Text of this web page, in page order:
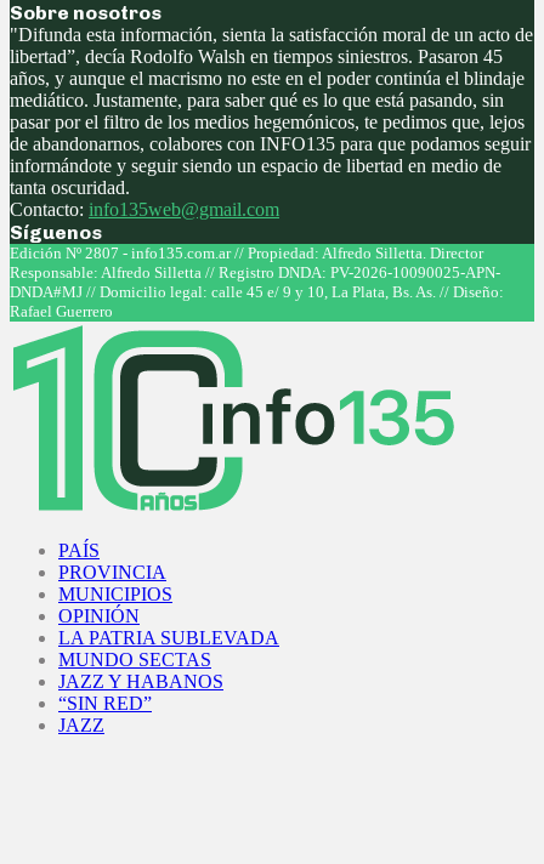
Sobre nosotros
"Difunda esta información, sienta la satisfacción moral de un acto de
libertad”, decía Rodolfo Walsh en tiempos siniestros. Pasaron 45
años, y aunque el macrismo no este en el poder continúa el blindaje
mediático. Justamente, para saber qué es lo que está pasando, sin
pasar por el filtro de los medios hegemónicos, te pedimos que, lejos
de abandonarnos, colabores con INFO135 para que podamos seguir
informándote y seguir siendo un espacio de libertad en medio de
tanta oscuridad.
Contacto: info135web@gmail.com
Síguenos
Facebook
Twitter
Instagram
Youtube
Edición Nº 2807 - info135.com.ar // Propiedad: Alfredo Silletta. Director
Responsable: Alfredo Silletta // Registro DNDA: PV-2026-10090025-APN-
DNDA#MJ // Domicilio legal: calle 45 e/ 9 y 10, La Plata, Bs. As. // Diseño:
Rafael Guerrero
PAÍS
PROVINCIA
MUNICIPIOS
OPINIÓN
LA PATRIA SUBLEVADA
MUNDO SECTAS
JAZZ Y HABANOS
“SIN RED”
JAZZ